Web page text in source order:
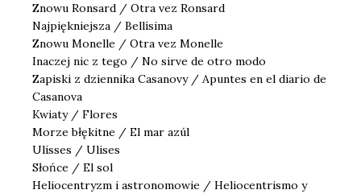
Znowu Ronsard / Otra vez Ronsard
Najpiękniejsza / Bellísima
Znowu Monelle / Otra vez Monelle
Inaczej nic z tego / No sirve de otro modo
Zapiski z dziennika Casanovy / Apuntes en el diario de
Casanova
Kwiaty / Flores
Morze błękitne / El mar azúl
Ulisses / Ulises
Słońce / El sol
Heliocentryzm i astronomowie / Heliocentrismo y